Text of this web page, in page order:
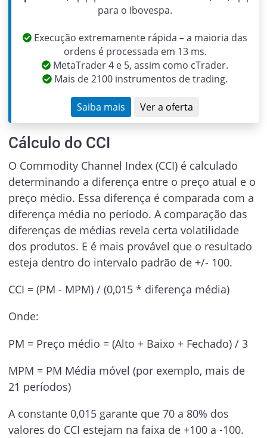
para o Ibovespa.
Execução extremamente rápida – a maioria das
ordens é processada em 13 ms.
MetaTrader 4 e 5, assim como cTrader.
Mais de 2100 instrumentos de trading.
Saiba mais Ver a oferta
Cálculo do CCI
O Commodity Channel Index (CCI) é calculado
determinando a diferença entre o preço atual e o
preço médio. Essa diferença é comparada com a
diferença média no período. A comparação das
diferenças de médias revela certa volatilidade
dos produtos. E é mais provável que o resultado
esteja dentro do intervalo padrão de +/- 100.
CCI = (PM - MPM) / (0,015 * diferença média)
Onde:
PM = Preço médio = (Alto + Baixo + Fechado) / 3
MPM = PM Média móvel (por exemplo, mais de
21 períodos)
A constante 0,015 garante que 70 a 80% dos
valores do CCI estejam na faixa de +100 a -100.